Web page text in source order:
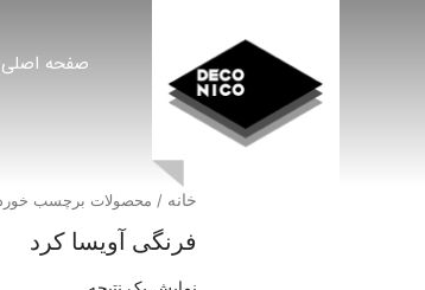
صفحه اصلی
خانه / محصولات برچسب
فرنگی آویسا کرد